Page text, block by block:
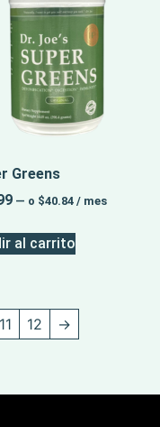
Greens
— o $40.84 / mes
al carrito
11 12 →